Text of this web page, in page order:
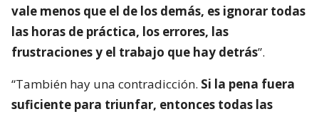
vale menos que el de los demás, es ignorar todas
las horas de práctica, los errores, las
frustraciones y el trabajo que hay detrás”.
“También hay una contradicción. Si la pena fuera
suficiente para triunfar, entonces todas las